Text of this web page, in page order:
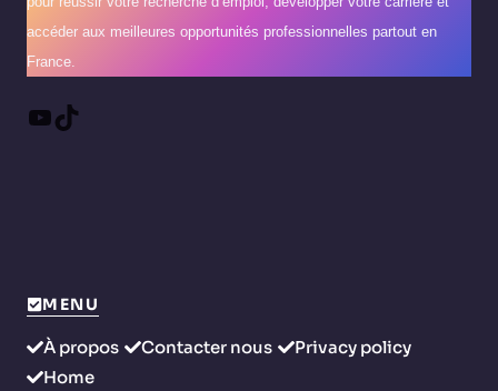
accéder aux meilleures opportunités professionnelles partout en
France.
YouTube
TikTok
MENU
À propos Contacter nous
Privacy policy
Home